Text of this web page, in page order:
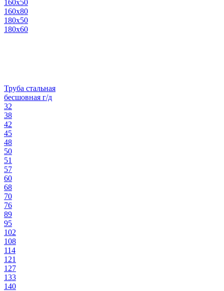
160х50
160х80
180х50
180х60
Труба стальная
бесшовная г/д
32
38
42
45
48
50
51
57
60
68
70
76
89
95
102
108
114
121
127
133
140